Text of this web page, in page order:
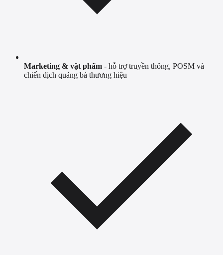
Marketing & vật phẩm - hỗ trợ truyền thông, POSM và
chiến dịch quảng bá thương hiệu